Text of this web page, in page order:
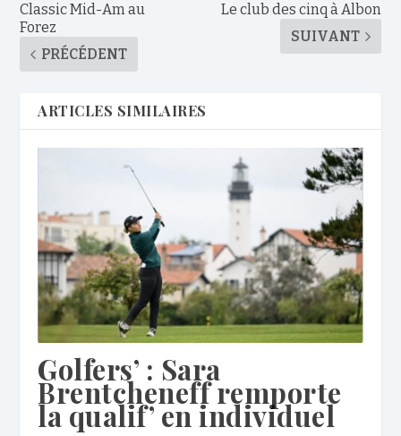
Classic Mid-Am au
Forez
PRÉCÉDENT
Le club des cinq à Albon
SUIVANT
ARTICLES SIMILAIRES
Golfers’ : Sara
Brentcheneff remporte
la qualif’ en individuel